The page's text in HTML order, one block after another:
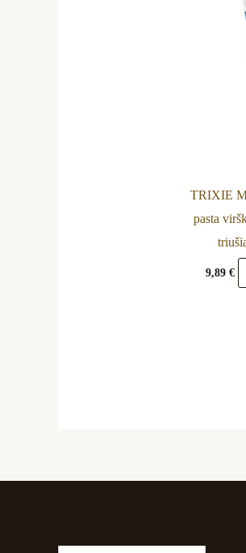
TRIXIE
pasta
9,89 €